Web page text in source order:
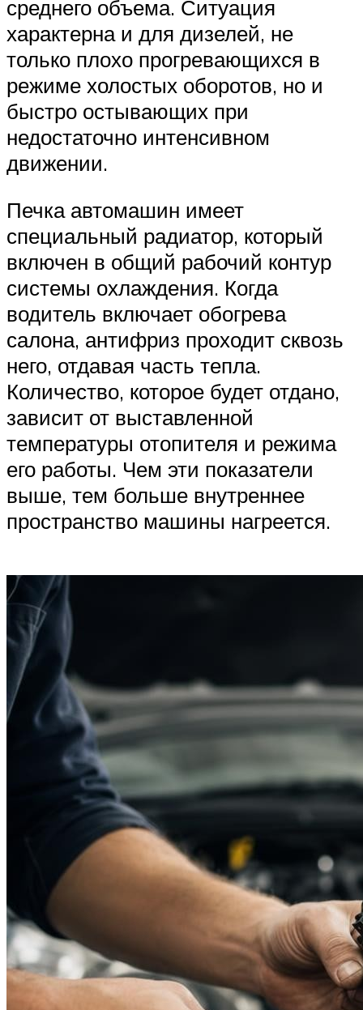
среднего объема. Ситуация
характерна и для дизелей, не
только плохо прогревающихся в
режиме холостых оборотов, но и
быстро остывающих при
недостаточно интенсивном
движении.
Печка автомашин имеет
специальный радиатор, который
включен в общий рабочий контур
системы охлаждения. Когда
водитель включает обогрева
салона, антифриз проходит сквозь
него, отдавая часть тепла.
Количество, которое будет отдано,
зависит от выставленной
температуры отопителя и режима
его работы. Чем эти показатели
выше, тем больше внутреннее
пространство машины нагреется.